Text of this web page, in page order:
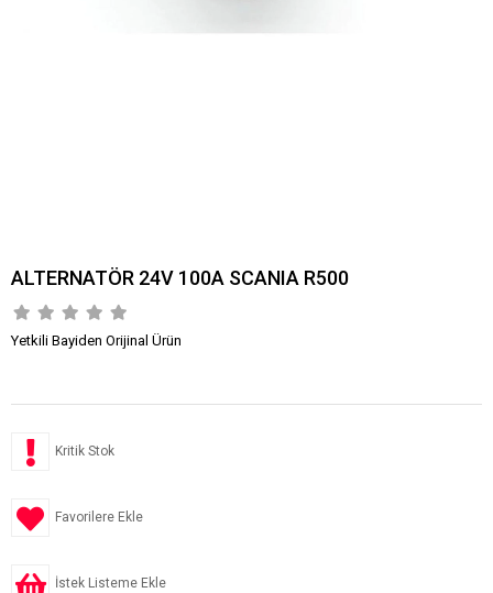
ALTERNATÖR 24V 100A SCANIA R500
Yetkili Bayiden Orijinal Ürün
Kritik Stok
Favorilere Ekle
İstek Listeme Ekle